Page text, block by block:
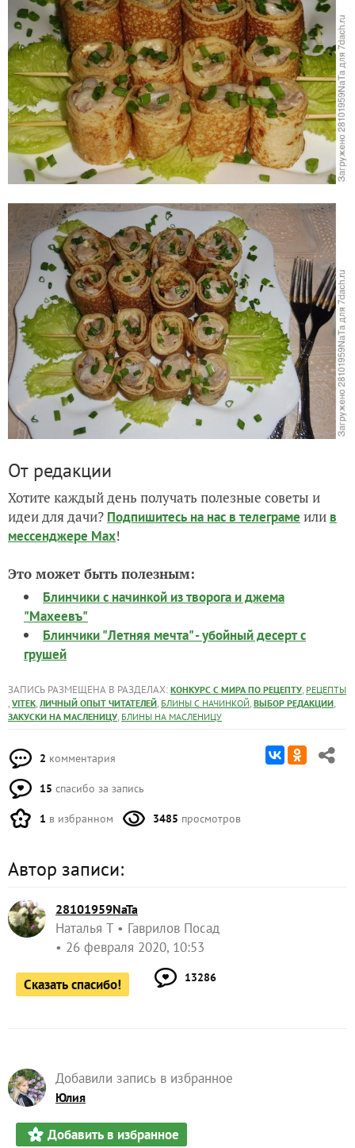
От редакции
Хотите каждый день получать полезные советы и
идеи для дачи? Подпишитесь на нас в телеграме или в
мессенджере Max!
Это может быть полезным:
Блинчики с начинкой из творога и джема
"Махеевъ"
Блинчики "Летняя мечта" - убойный десерт с
грушей
ЗАПИСЬ РАЗМЕЩЕНА В РАЗДЕЛАХ: КОНКУРС С МИРА ПО РЕЦЕПТУ, РЕЦЕПТЫ
, VITEK, ЛИЧНЫЙ ОПЫТ ЧИТАТЕЛЕЙ, БЛИНЫ С НАЧИНКОЙ, ВЫБОР РЕДАКЦИИ,
ЗАКУСКИ НА МАСЛЕНИЦУ, БЛИНЫ НА МАСЛЕНИЦУ
2 комментария
15 спасибо за запись
1 в избранном 3485 просмотров
Автор записи:
28101959NaTa
Наталья Т
Гаврилов Посад
26 февраля 2020, 10:53
Сказать спасибо! 13286
Добавили запись в избранное
Юлия
Добавить в избранное